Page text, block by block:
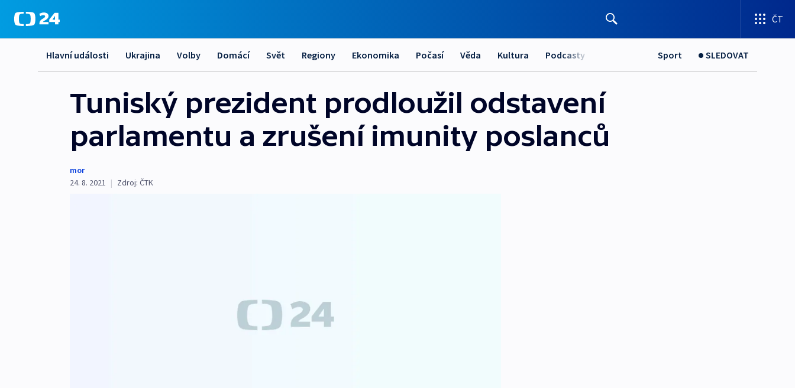
ČT
Hlavní události Ukrajina Volby Domácí Svět Regiony Ekonomika Počasí Věda Kultura Podcasty Sport SLEDOVAT
Tuniský prezident prodloužil odstavení
parlamentu a zrušení imunity poslanců
mor
24. 8. 2021 | Zdroj: ČTK